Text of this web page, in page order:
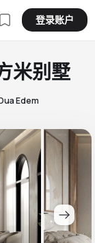
登录账户
米别墅
Edem